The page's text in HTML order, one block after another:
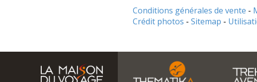
Conditions générales de vente -
Crédit photos - Sitemap -